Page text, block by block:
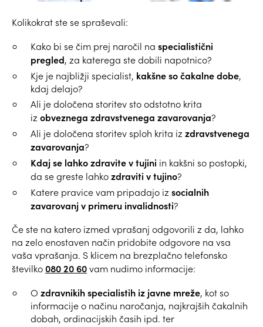
Kolikokrat ste se spraševali:
Kako bi se čim prej naročil na specialistični
pregled, za katerega ste dobili napotnico?
Kje je najbližji specialist, kakšne so čakalne dobe,
kdaj delajo?
Ali je določena storitev sto odstotno krita
iz obveznega zdravstvenega zavarovanja?
Ali je določena storitev sploh krita iz zdravstvenega
zavarovanja?
Kdaj se lahko zdravite v tujini in kakšni so postopki,
da se greste lahkozdraviti v tujino?
Katere pravice vam pripadajo iz socialnih
zavarovanj v primeru invalidnosti?
Če ste na katero izmed vprašanj odgovorili z da, lahko
na zelo enostaven način pridobite odgovore na vsa
vaša vprašanja. S klicem na brezplačno telefonsko
številko080 20 60vam nudimo informacije:
O zdravnikih specialistih iz javne mreže, kot so
informacije o načinu naročanja, najkrajših čakalnih
dobah, ordinacijskih časih ipd. ter